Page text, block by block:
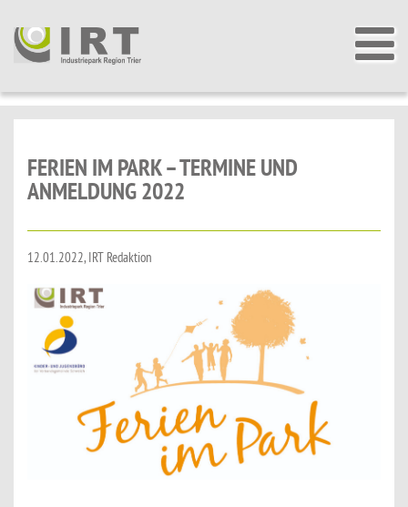
FERIEN IM PARK – TERMINE UND
ANMELDUNG 2022
12.01.2022, IRT Redaktion